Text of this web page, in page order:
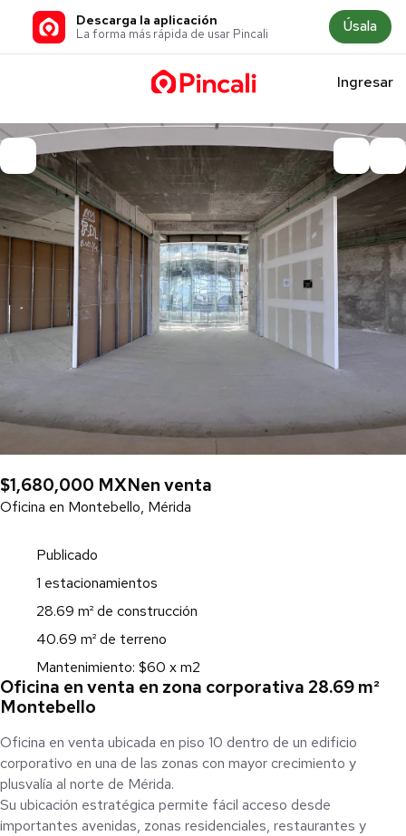
Descarga la aplicación
La forma más rápida de usar Pincali Úsala
Ingresar
$1,680,000 MXNen venta
Oficina en Montebello, Mérida
Publicado
1 estacionamientos
28.69 m² de construcción
40.69 m² de terreno
Mantenimiento: $60 x m2
Oficina en venta en zona corporativa 28.69 m²
Montebello
Oficina en venta ubicada en piso 10 dentro de un edificio
corporativo en una de las zonas con mayor crecimiento y
plusvalía al norte de Mérida.
Su ubicación estratégica permite fácil acceso desde
importantes avenidas, zonas residenciales, restaurantes y